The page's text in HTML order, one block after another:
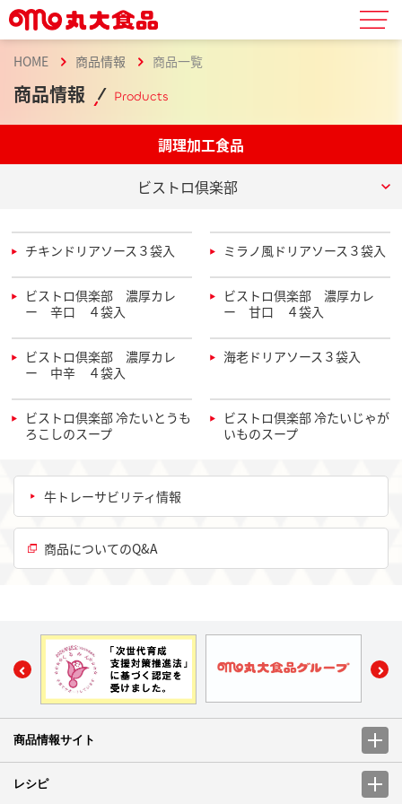
HOME 商品情報 商品一覧
商品情報 Products
調理加工食品
ビストロ倶楽部
チキンドリアソース３袋入 ミラノ風ドリアソース３袋入
ビストロ倶楽部 濃厚カレ
ー 辛口 ４袋入
ビストロ倶楽部 濃厚カレ
ー 甘口 ４袋入
ビストロ倶楽部 濃厚カレ
ー 中辛 ４袋入
海老ドリアソース３袋入
ビストロ倶楽部 冷たいとうも
ろこしのスープ
ビストロ倶楽部 冷たいじゃが
いものスープ
牛トレーサビリティ情報
商品についてのQ&A
商品情報サイト
レシピ